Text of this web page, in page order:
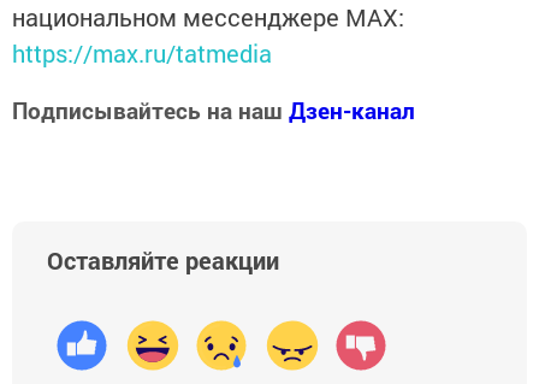
национальном мессенджере MАХ:
https://max.ru/tatmedia
Подписывайтесь на наш Дзен-канал
Оставляйте реакции